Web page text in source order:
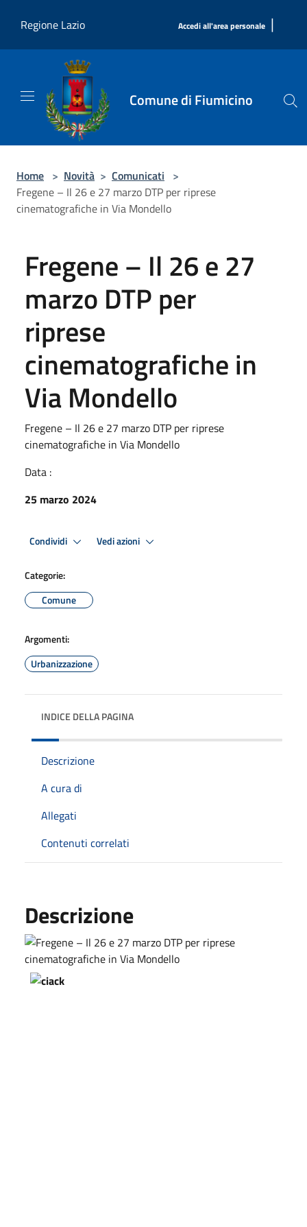
Regione Lazio
Accedi all'area personale |
Comune di Fiumicino
Home > Novità > Comunicati >
Fregene – Il 26 e 27 marzo DTP per riprese
cinematografiche in Via Mondello
Fregene – Il 26 e 27
marzo DTP per
riprese
cinematografiche in
Via Mondello
Fregene – Il 26 e 27 marzo DTP per riprese
cinematografiche in Via Mondello
Data :
25 marzo 2024
Condividi Vedi azioni
Categorie:
Comune
Argomenti:
Urbanizzazione
INDICE DELLA PAGINA
Descrizione
A cura di
Allegati
Contenuti correlati
Descrizione